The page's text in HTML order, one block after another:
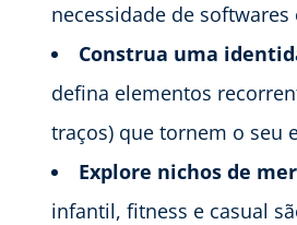
necessidade de softwares
Construa uma
defina elementos
traços) que tornem o seu
Explore nichos de
infantil, fitness e casual